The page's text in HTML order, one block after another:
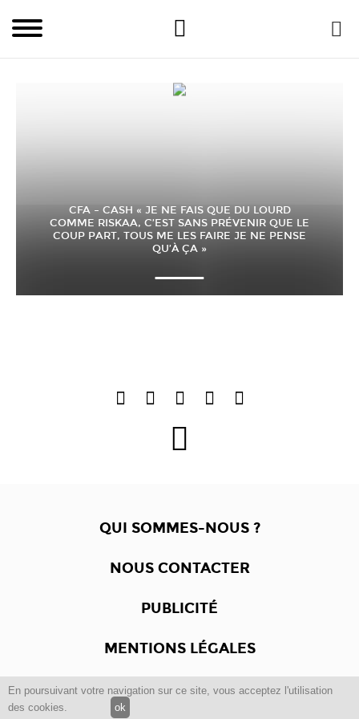
En poursuivant votre navigation sur ce site, vous acceptez l'utilisation
des cookies.
ok
CFA – CASH « JE NE FAIS QUE DU LOURD
COMME RISKAA, C’EST SANS PRÉVENIR QUE LE
COUP PART, TOUS ME LES FAIRE JE NE PENSE
QU’À ÇA »
QUI SOMMES-NOUS ?
NOUS CONTACTER
PUBLICITÉ
MENTIONS LÉGALES
Copyright © 2012 -2017Dewalgo- Tous droits réservés.